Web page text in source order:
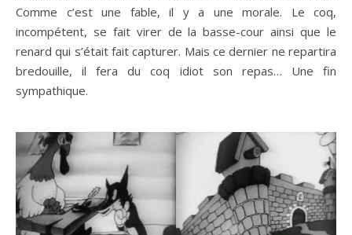
Comme c’est une fable, il y a une morale. Le coq,
incompétent, se fait virer de la basse-cour ainsi que le
renard qui s’était fait capturer. Mais ce dernier ne repartira
bredouille, il fera du coq idiot son repas… Une fin
sympathique.